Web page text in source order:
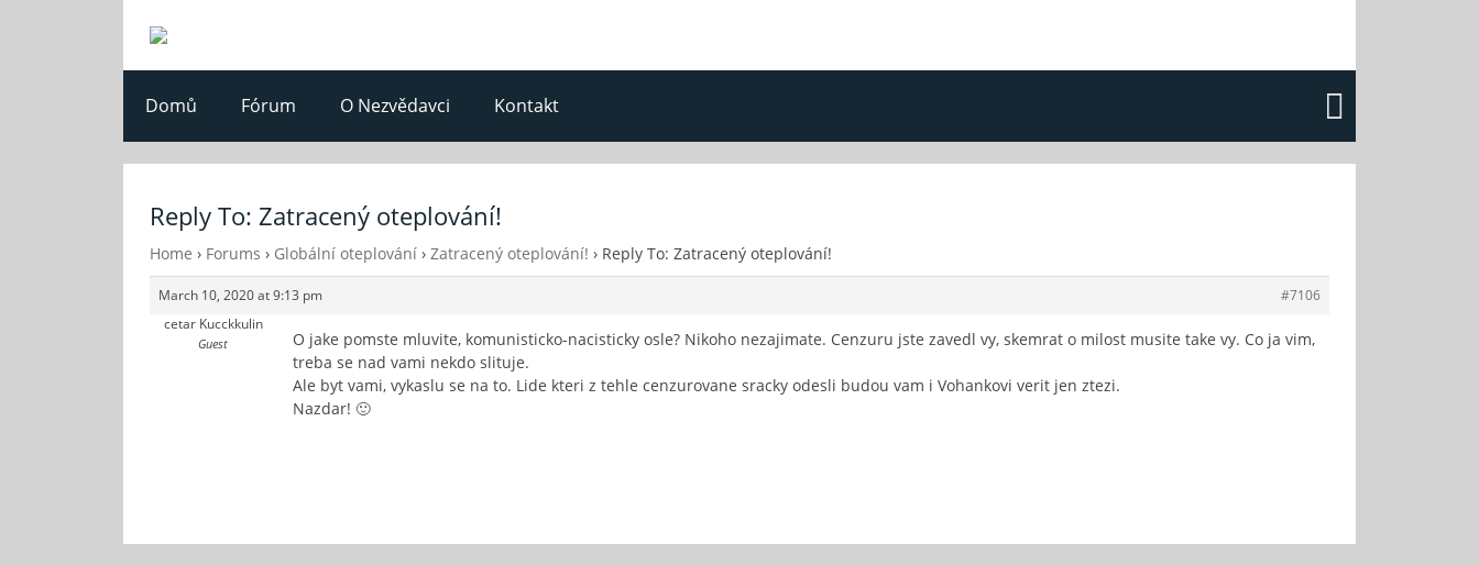
Domů Fórum O Nezvědavci Kontakt
Reply To: Zatracený oteplování!
Home › Forums › Globální oteplování › Zatracený oteplování! › Reply To: Zatracený oteplování!
March 10, 2020 at 9:13 pm
#7106
cetar Kucckkulin
Guest
O jake pomste mluvite, komunisticko-nacisticky osle? Nikoho nezajimate. Cenzuru jste zavedl vy, skemrat o milost musite take vy. Co ja vim,
treba se nad vami nekdo slituje.
Ale byt vami, vykaslu se na to. Lide kteri z tehle cenzurovane sracky odesli budou vam i Vohankovi verit jen ztezi.
Nazdar! 🙂